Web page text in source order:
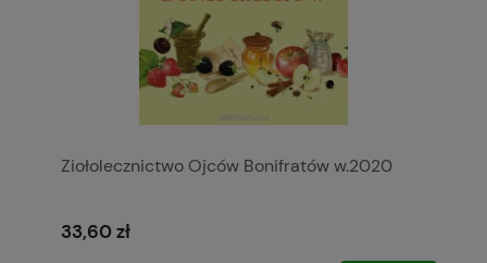
Ziołolecznictwo Ojców Bonifratów w.2020
33,60 zł